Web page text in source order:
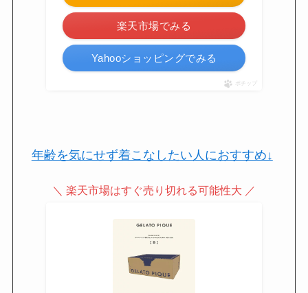
楽天市場でみる
Yahooショッピングでみる
ポチップ
年齢を気にせず着こなしたい人におすすめ↓
＼ 楽天市場はすぐ売り切れる可能性大 ／